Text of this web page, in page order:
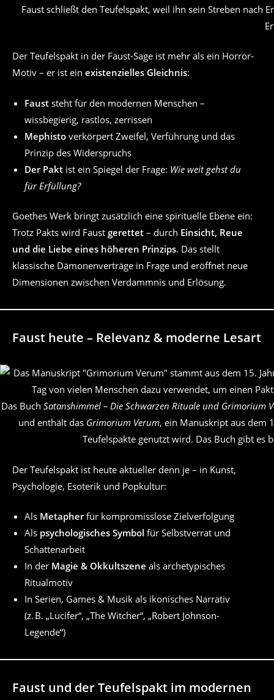
Faust schließt den Teufelspakt, weil ihn sein Streben nach
Der Teufelspakt in der Faust-Sage ist mehr als ein Horror-
Motiv – er ist ein existenzielles Gleichnis:
Faust steht für den modernen Menschen –
wissbegierig, rastlos, zerrissen
Mephisto verkörpert Zweifel, Verführung und das
Prinzip des Widerspruchs
Der Pakt ist ein Spiegel der Frage: Wie weit gehst du
für Erfüllung?
Goethes Werk bringt zusätzlich eine spirituelle Ebene ein:
Trotz Pakts wird Faust gerettet – durch Einsicht, Reue
und die Liebe eines höheren Prinzips. Das stellt
klassische Dämonenverträge in Frage und eröffnet neue
Dimensionen zwischen Verdammnis und Erlösung.
Faust heute – Relevanz & moderne Lesart
Das Buch Satanshimmel – Die Schwarzen Rituale und Grimorium
und enthält das Grimorium Verum, ein Manuskript aus dem
Teufelspakte genutzt wird. Das Buch gibt es
Der Teufelspakt ist heute aktueller denn je – in Kunst,
Psychologie, Esoterik und Popkultur:
Als Metapherfür kompromisslose Zielverfolgung
Als psychologisches Symbol für Selbstverrat und
Schattenarbeit
In der Magie & Okkultszene als archetypisches
Ritualmotiv
In Serien, Games & Musik als ikonisches Narrativ
(z. B. „Lucifer“, „The Witcher“, „Robert Johnson-
Legende“)
Faust und der Teufelspakt im modernen